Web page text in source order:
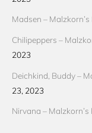
Madsen – Malzkorn’s
Chilipeppers –
2023
Deichkind, Buddy –
23, 2023
Nirvana – Malzkorn’s